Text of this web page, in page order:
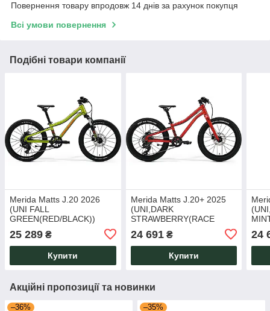
Повернення товару впродовж 14 днів за рахунок покупця
Всі умови повернення
Подібні товари компанії
Merida Matts J.20 2026
(UNI FALL
GREEN(RED/BLACK))
25 289 ₴
Купити
Merida Matts J.20+ 2025
(UNI,DARK
STRAWBERRY(RACE
24 691₴
Купити
24
Акційні пропозиції та новинки
–36% –35%